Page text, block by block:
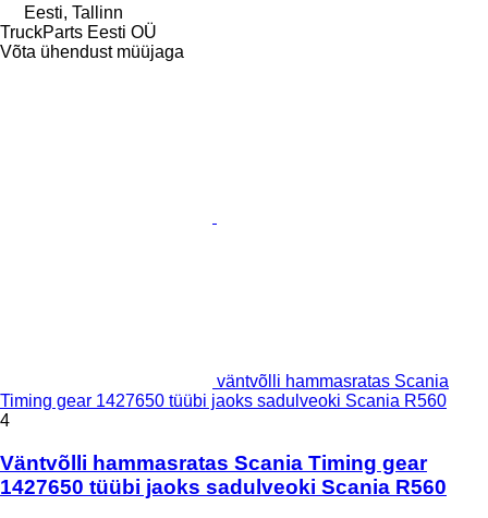
Eesti, Tallinn
TruckParts Eesti OÜ
Võta ühendust müüjaga
väntvõlli hammasratas Scania
Timing gear 1427650 tüübi jaoks sadulveoki Scania R560
4
Väntvõlli hammasratas Scania Timing gear
1427650 tüübi jaoks sadulveoki Scania R560